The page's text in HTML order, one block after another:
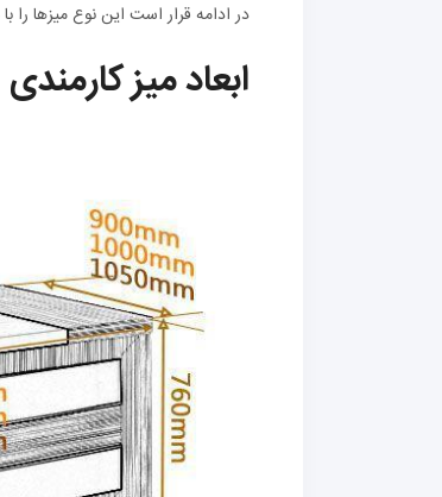
در ادامه قرار است این نوع میزها را
ابعاد میز کارمندی